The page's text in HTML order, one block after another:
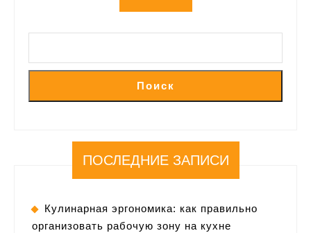
Поиск
ПОСЛЕДНИЕ ЗАПИСИ
Кулинарная эргономика: как правильно
организовать рабочую зону на кухне